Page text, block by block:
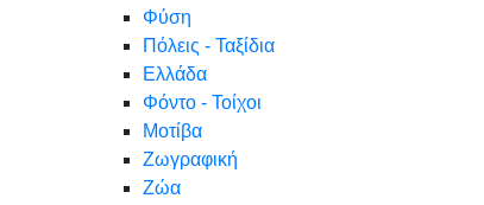
Φύση
Πόλεις - Ταξίδια
Ελλάδα
Φόντο - Τοίχοι
Μοτίβα
Ζωγραφική
Ζώα